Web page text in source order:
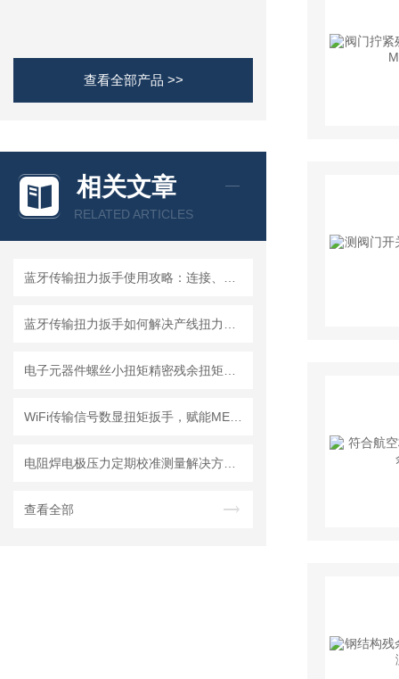
查看全部产品 >>
相关文章
RELATED ARTICLES
查看全部